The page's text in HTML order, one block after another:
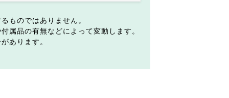
ものではありません。
属品の有無などによって変動します。
あります。